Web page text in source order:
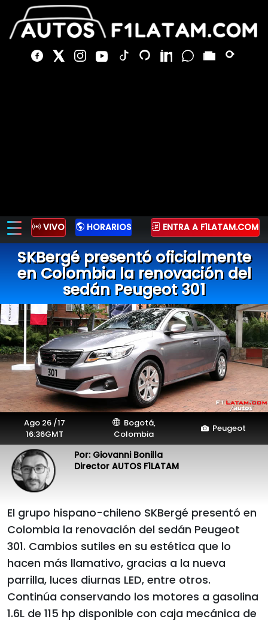
VIVO HORARIOS ENTRA A F1LATAM.COM
SKBergé presentó oficialmente
en Colombia la renovación del
sedán Peugeot 301
Ago 26 /17
16:36GMT
Bogotá,
Colombia
Peugeot
Por: Giovanni Bonilla
Director AUTOS F1LATAM
El grupo hispano-chileno SKBergé presentó en
Colombia la renovación del sedán Peugeot
301. Cambios sutiles en su estética que lo
hacen más llamativo, gracias a la nueva
parrilla, luces diurnas LED, entre otros.
Continúa conservando los motores a gasolina
1.6L de 115 hp disponible con caja mecánica de